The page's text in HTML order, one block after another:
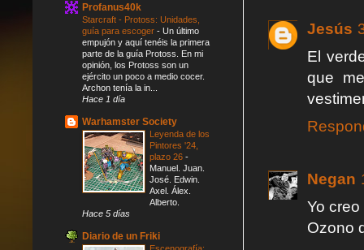
Jesús
El
que
Negan
Yo
Ozono
Profanus40k
Starcraft - Protoss: Unidades,
guía para escoger - Un último
empujón y aquí tenéis la primera
parte de la guía Protoss. En mi
opinión, los Protoss son un
ejército un poco a medio cocer.
Archon tenía la in...
Hace 1 día
Warhamster Society
Leyenda de los
Pintores '24,
plazo 26 -
Manuel. Juan.
José. Edwin.
Axel. Álex.
Alberto.
Hace 5 días
Diario de un Friki